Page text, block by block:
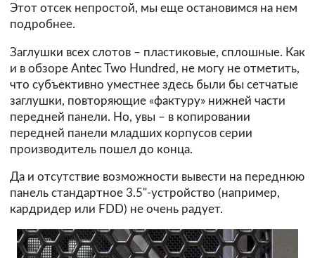
Этот отсек непростой, мы еще остановимся на нем
подробнее.
Заглушки всех слотов – пластиковые, сплошные. Как
и в обзоре Antec Two Hundred, не могу не отметить,
что субъективно уместнее здесь были бы сетчатые
заглушки, повторяющие «фактуру» нижней части
передней панели. Но, увы – в копировании
передней панели младших корпусов серии
производитель пошел до конца.
Да и отсутствие возможности вывести на переднюю
панель стандартное 3.5"-устройство (например,
кардридер или FDD) не очень радует.